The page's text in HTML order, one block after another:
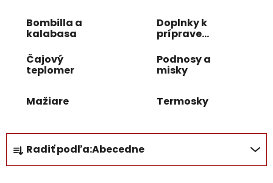
Bombilla a
kalabasa
Doplnky k
príprave
Čajový
teplomer
Podnosy a
misky
Mažiare Termosky
R
a
d
Radiť podľa:Abecedne